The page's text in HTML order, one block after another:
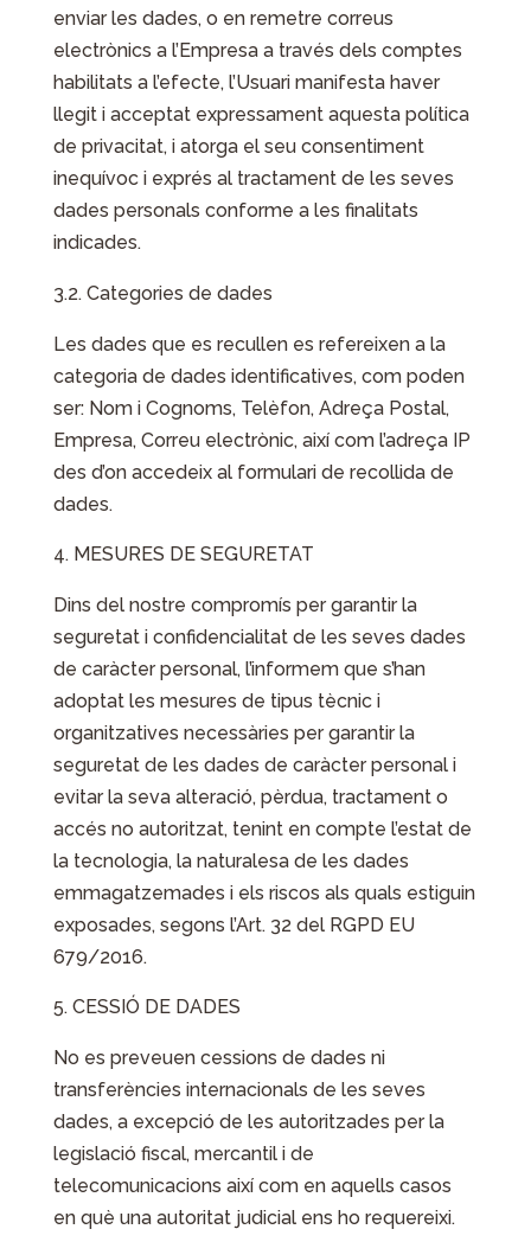
enviar les dades, o en remetre correus
electrònics a l’Empresa a través dels comptes
habilitats a l’efecte, l’Usuari manifesta haver
llegit i acceptat expressament aquesta política
de privacitat, i atorga el seu consentiment
inequívoc i exprés al tractament de les seves
dades personals conforme a les finalitats
indicades.
3.2. Categories de dades
Les dades que es recullen es refereixen a la
categoria de dades identificatives, com poden
ser: Nom i Cognoms, Telèfon, Adreça Postal,
Empresa, Correu electrònic, així com l’adreça IP
des d’on accedeix al formulari de recollida de
dades.
MESURES DE SEGURETAT
Dins del nostre compromís per garantir la
seguretat i confidencialitat de les seves dades
de caràcter personal, l’informem que s’han
adoptat les mesures de tipus tècnic i
organitzatives necessàries per garantir la
seguretat de les dades de caràcter personal i
evitar la seva alteració, pèrdua, tractament o
accés no autoritzat, tenint en compte l’estat de
la tecnologia, la naturalesa de les dades
emmagatzemades i els riscos als quals estiguin
exposades, segons l’Art. 32 del RGPD EU
679/2016.
CESSIÓ DE DADES
No es preveuen cessions de dades ni
transferències internacionals de les seves
dades, a excepció de les autoritzades per la
legislació fiscal, mercantil i de
telecomunicacions així com en aquells casos
en què una autoritat judicial ens ho requereixi.